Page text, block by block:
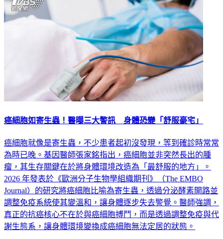
癌細胞如寄生蟲！醫曝三大警訊 身體恐變「舒服豪宅」
癌細胞就像是寄生蟲，不少患者起初沒發現，等到確診時常常
為時已晚。基因醫師張家銘指出，癌細胞並非突然長出的腫
瘤，其生存關鍵在於將身體環境改造為「最舒服的地方」。
2026 年發表於《歐洲分子生物學組織期刊》（The EMBO
Journal）的研究將癌細胞比喻為寄生蟲，透過分泌酵素開路並
調整免疫系統使其變溫和，讓身體逐步失去警覺。醫師強調，
真正的抗癌核心不在於與癌細胞搏鬥，而是透過調整免疫與代
謝生態系，讓身體環境變換成癌細胞無法定居的狀態。